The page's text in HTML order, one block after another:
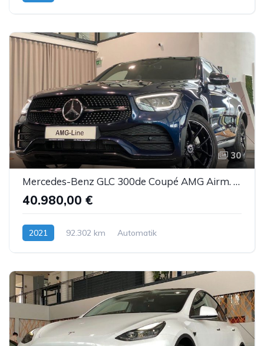
30
Mercedes-Benz GLC 300de Coupé AMG Airm. Burm. Sbel HUD DTR AHK
40.980,00 €
2021 92.302 km
Automatik